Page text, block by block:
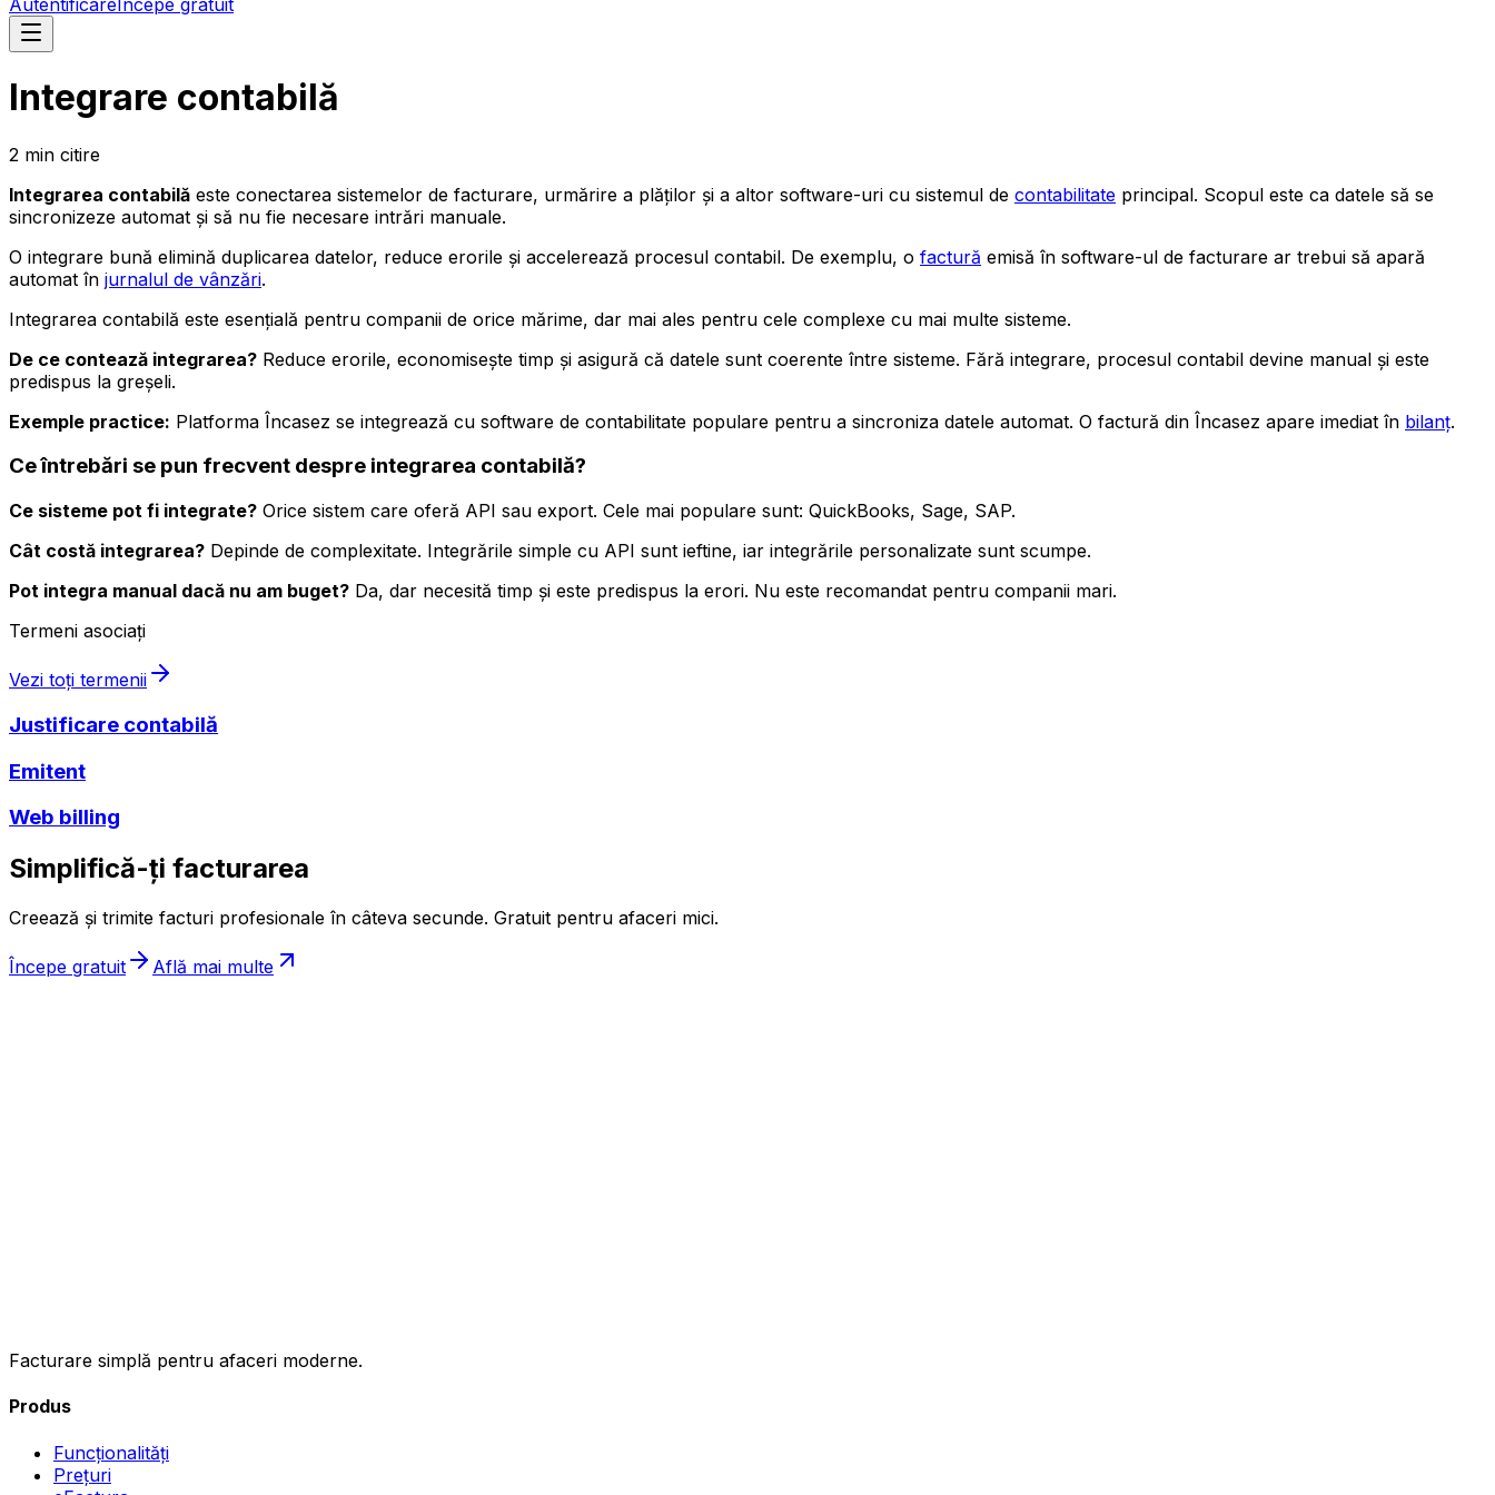
Integrare contabilă
2 min citire
Integrarea contabilă este conectarea sistemelor de facturare, urmărire a plăților și a altor software-uri cu sistemul de contabilitate principal. Scopul este ca datele să se
sincronizeze automat și să nu fie necesare intrări manuale.
O integrare bună elimină duplicarea datelor, reduce erorile și accelerează procesul contabil. De exemplu, o factură emisă în software-ul de facturare ar trebui să apară
automat în jurnalul de vânzări.
Integrarea contabilă este esențială pentru companii de orice mărime, dar mai ales pentru cele complexe cu mai multe sisteme.
De ce contează integrarea? Reduce erorile, economisește timp și asigură că datele sunt coerente între sisteme. Fără integrare, procesul contabil devine manual și este
predispus la greșeli.
Exemple practice: Platforma Încasez se integrează cu software de contabilitate populare pentru a sincroniza datele automat. O factură din Încasez apare imediat în bilanț.
Ce întrebări se pun frecvent despre integrarea contabilă?
Ce sisteme pot fi integrate? Orice sistem care oferă API sau export. Cele mai populare sunt: QuickBooks, Sage, SAP.
Cât costă integrarea? Depinde de complexitate. Integrările simple cu API sunt ieftine, iar integrările personalizate sunt scumpe.
Pot integra manual dacă nu am buget? Da, dar necesită timp și este predispus la erori. Nu este recomandat pentru companii mari.
Termeni asociați
Vezi toți termenii
Justificare contabilă
Emitent
Web billing
Simplifică-ți facturarea
Creează și trimite facturi profesionale în câteva secunde. Gratuit pentru afaceri mici.
Începe gratuit Află mai multe
Facturare simplă pentru afaceri moderne.
Produs
Funcționalități
Prețuri